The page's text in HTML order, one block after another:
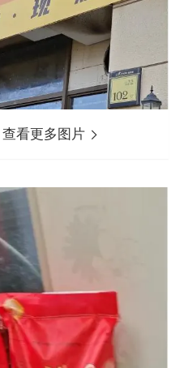
看更多图片